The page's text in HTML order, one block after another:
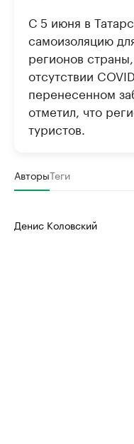
С 5 июня в
самоизоляцию
регионов
отсутствии
перенесенном
отметил, что
туристов.
АвторыТеги
Денис Коловский